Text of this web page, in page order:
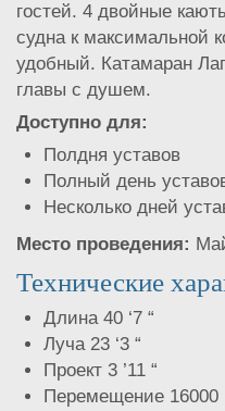
гостей. 4 двойные
судна к максимальной
удобный. Катамаран
главы с душем.
Доступно для:
Полдня уставов
Полный день
Несколько дней
Место проведения:
Технические
Длина 40 ‘7 “
Луча 23 ‘3 “
Проект 3 ’11 “
Перемещение 16000